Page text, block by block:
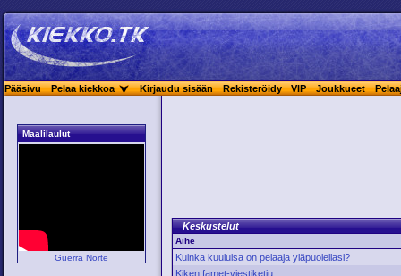
Pääsivu Pelaa kiekkoa Kirjaudu sisään Rekisteröidy VIP Joukkueet
Maalilaulut
Guerra Norte
Keskustelut
Aihe
Kuinka kuuluisa on pelaaja yläpuolellasi?
Kiken famet-viestiketju